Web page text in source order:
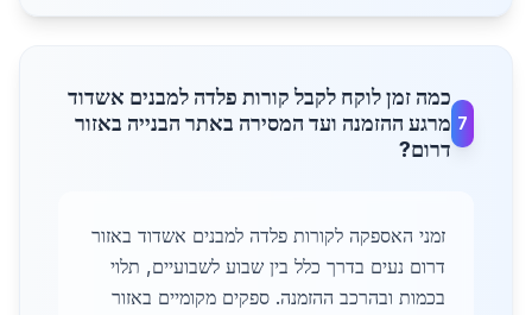
7
כמה זמן לוקח לקבל קורות פלדה למבנים אשדוד
מרגע ההזמנה ועד המסירה באתר הבנייה באזור
דרום?
זמני האספקה לקורות פלדה למבנים אשדוד באזור
דרום נעים בדרך כלל בין שבוע לשבועיים, תלוי
בכמות ובהרכב ההזמנה. ספקים מקומיים באזור